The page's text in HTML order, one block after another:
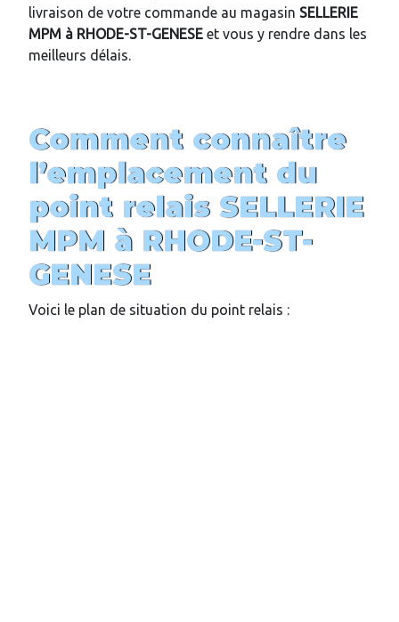
livraison de votre commande au magasin SELLERIE
MPM à RHODE-ST-GENESE et vous y rendre dans les
meilleurs délais.
Comment connaître
l’emplacement du
point relais SELLERIE
MPM à RHODE-ST-
GENESE
Voici le plan de situation du point relais :